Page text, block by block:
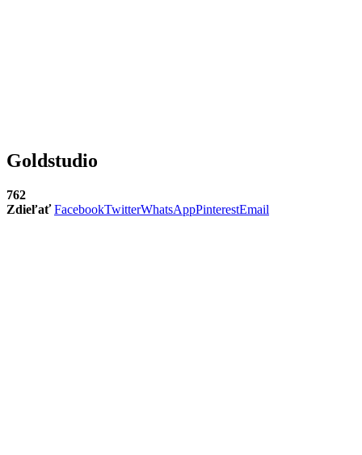
Goldstudio
762
Zdieľať FacebookTwitterWhatsAppPinterestEmail